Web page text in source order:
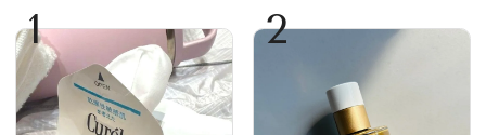
1 2